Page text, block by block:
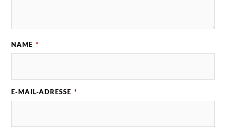
NAME *
E-MAIL-ADRESSE *